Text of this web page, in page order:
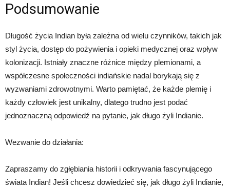
Podsumowanie
Długość życia Indian była zależna od wielu czynników, takich jak
styl życia, dostęp do pożywienia i opieki medycznej oraz wpływ
kolonizacji. Istniały znaczne różnice między plemionami, a
współczesne społeczności indiańskie nadal borykają się z
wyzwaniami zdrowotnymi. Warto pamiętać, że każde plemię i
każdy człowiek jest unikalny, dlatego trudno jest podać
jednoznaczną odpowiedź na pytanie, jak długo żyli Indianie.
Wezwanie do działania:
Zapraszamy do zgłębiania historii i odkrywania fascynującego
świata Indian! Jeśli chcesz dowiedzieć się, jak długo żyli Indianie,